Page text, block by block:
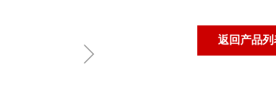
ꁇ 返回产品列